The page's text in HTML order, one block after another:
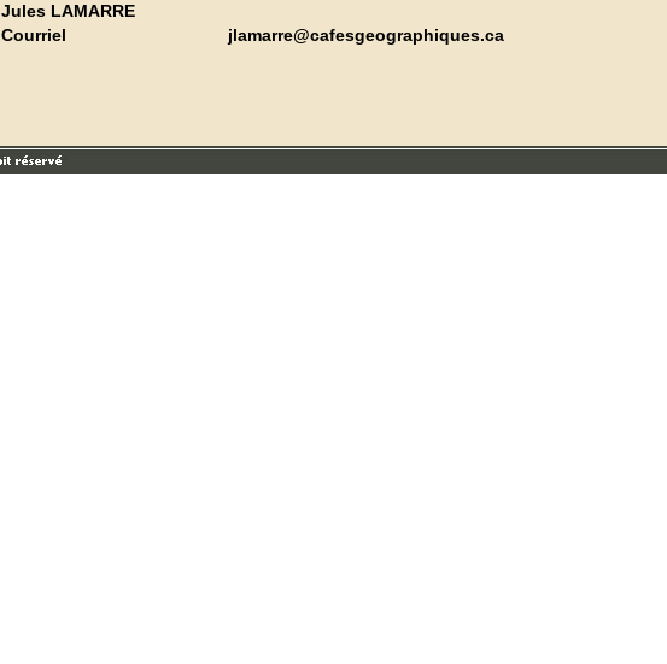
Jules LAMARRE
Courriel
jlamarre@cafesgeographiques.ca